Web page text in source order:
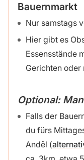
Bauernmarkt
Nur samstags
Hier gibt es
Essensstände
Gerichten
Optional:
Falls der
du fürs
Anděl (